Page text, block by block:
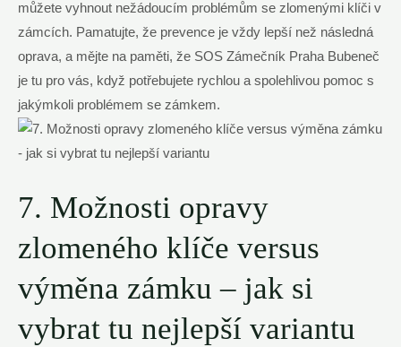
můžete vyhnout nežádoucím problémům se zlomenými klíči v
zámcích. Pamatujte, že prevence je vždy lepší než následná
oprava, a mějte na paměti, že SOS Zámečník Praha Bubeneč
je tu pro vás, když potřebujete rychlou a spolehlivou pomoc s
jakýmkoli problémem se zámkem.
7. Možnosti opravy
zlomeného klíče versus
výměna zámku – jak si
vybrat tu nejlepší variantu